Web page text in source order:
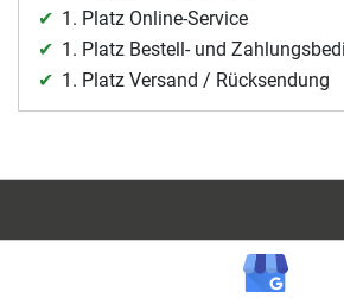
1. Platz Online-Service
1. Platz Bestell- und
1. Platz Versand / Rücksendung